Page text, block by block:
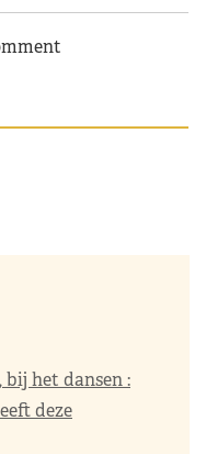
bij het dansen :
deze